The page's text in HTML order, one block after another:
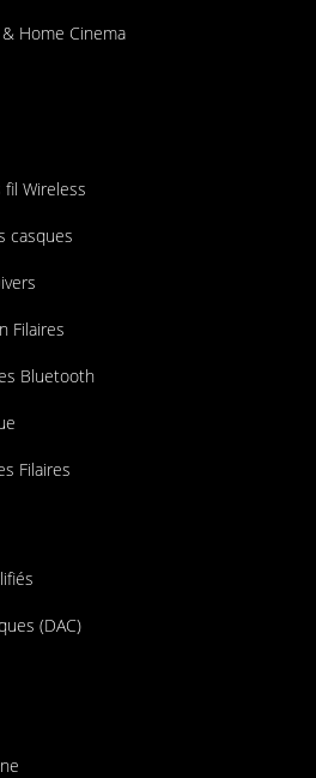
Home Cinema
fil Wireless
casques
Filaires
Bluetooth
Filaires
(DAC)